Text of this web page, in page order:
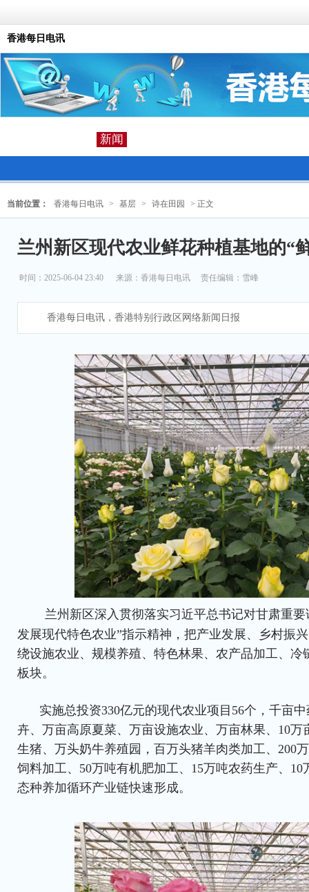
香港每日电讯
新闻
当前位置： 香港每日电讯 > 基层 > 诗在田园 > 正文
兰州新区现代农业鲜花种植基地的“
时间：2025-06-04 23:40 来源： 香港每日电讯 责任编辑：雪峰
香港每日电讯，香港特别行政区网络新闻日报
兰州新区深入贯彻落实习近平总书记对甘肃重
发展现代特色农业”指示精神，把产业发展、乡村振
绕设施农业、规模养殖、特色林果、农产品加工、冷
板块。
实施总投资330亿元的现代农业项目56个，千亩
卉、万亩高原夏菜、万亩设施农业、万亩林果、10万
生猪、万头奶牛养殖园，百万头猪羊肉类加工、200
饲料加工、50万吨有机肥加工、15万吨农药生产、
态种养加循环产业链快速形成。